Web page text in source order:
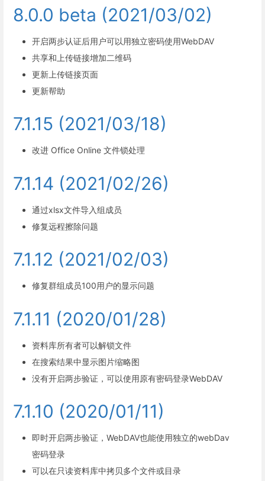
8.0.0 beta (2021/03/02)
开启两步认证后用户可以用独立密码使用WebDAV
共享和上传链接增加二维码
更新上传链接页面
更新帮助
7.1.15 (2021/03/18)
改进 Office Online 文件锁处理
7.1.14 (2021/02/26)
通过xlsx文件导入组成员
修复远程擦除问题
7.1.12 (2021/02/03)
修复群组成员100用户的显示问题
7.1.11 (2020/01/28)
资料库所有者可以解锁文件
在搜索结果中显示图片缩略图
没有开启两步验证，可以使用原有密码登录WebDAV
7.1.10 (2020/01/11)
即时开启两步验证，WebDAV也能使用独立的webDav
密码登录
可以在只读资料库中拷贝多个文件或目录